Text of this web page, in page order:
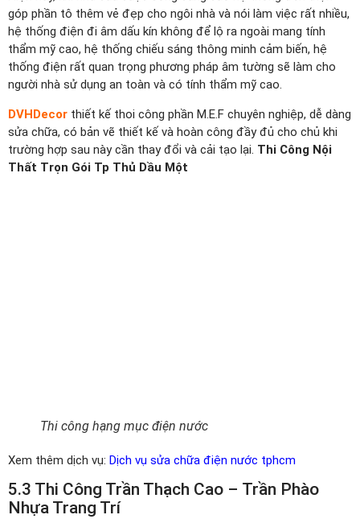
góp phần tô thêm vẻ đẹp cho ngôi nhà và nói làm việc rất nhiều,
hệ thống điện đi âm dấu kín không để lộ ra ngoài mang tính
thẩm mỹ cao, hệ thống chiếu sáng thông minh cảm biến, hệ
thống điện rất quan trọng phương pháp âm tường sẽ làm cho
người nhà sử dụng an toàn và có tính thẩm mỹ cao.
DVHDecor thiết kế thoi công phần M.E.F chuyên nghiệp, dễ dàng
sửa chữa, có bản vẽ thiết kế và hoàn công đầy đủ cho chủ khi
trường hợp sau này cần thay đổi và cải tạo lại. Thi Công Nội
Thất Trọn Gói Tp Thủ Dầu Một
Thi công hạng mục điện nước
Xem thêm dịch vụ: Dịch vụ sửa chữa điện nước tphcm
5.3 Thi Công Trần Thạch Cao – Trần Phào
Nhựa Trang Trí